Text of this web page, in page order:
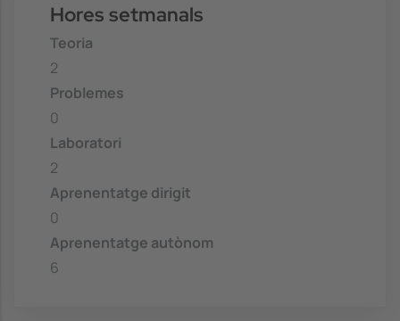
Hores setmanals
Teoria
2
Problemes
0
Laboratori
2
Aprenentatge dirigit
0
Aprenentatge autònom
6